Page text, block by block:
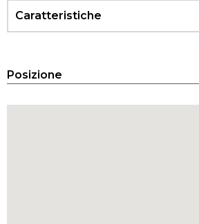
Caratteristiche
Posizione